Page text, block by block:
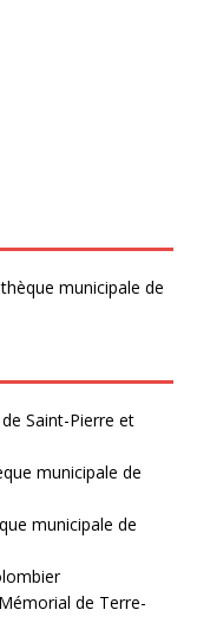
municipale de
Saint-Pierre et
municipale de
municipale de
de Terre-